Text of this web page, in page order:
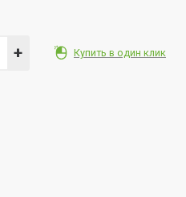
Купить в один клик
+